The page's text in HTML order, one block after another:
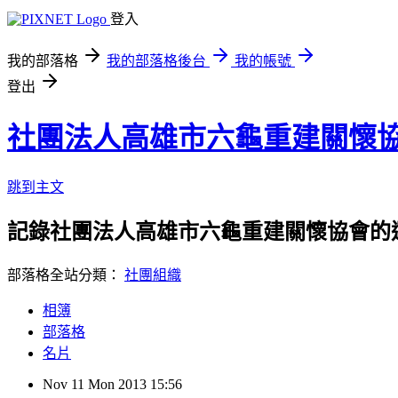
登入
我的部落格 我的部落格後台
我的帳號
登出
社團法人高雄市六龜重建關懷
跳到主文
記錄社團法人高雄市六龜重建關懷協會的
部落格全站分類： 社團組織
相簿
部落格
名片
Nov 11 Mon 2013 15:56